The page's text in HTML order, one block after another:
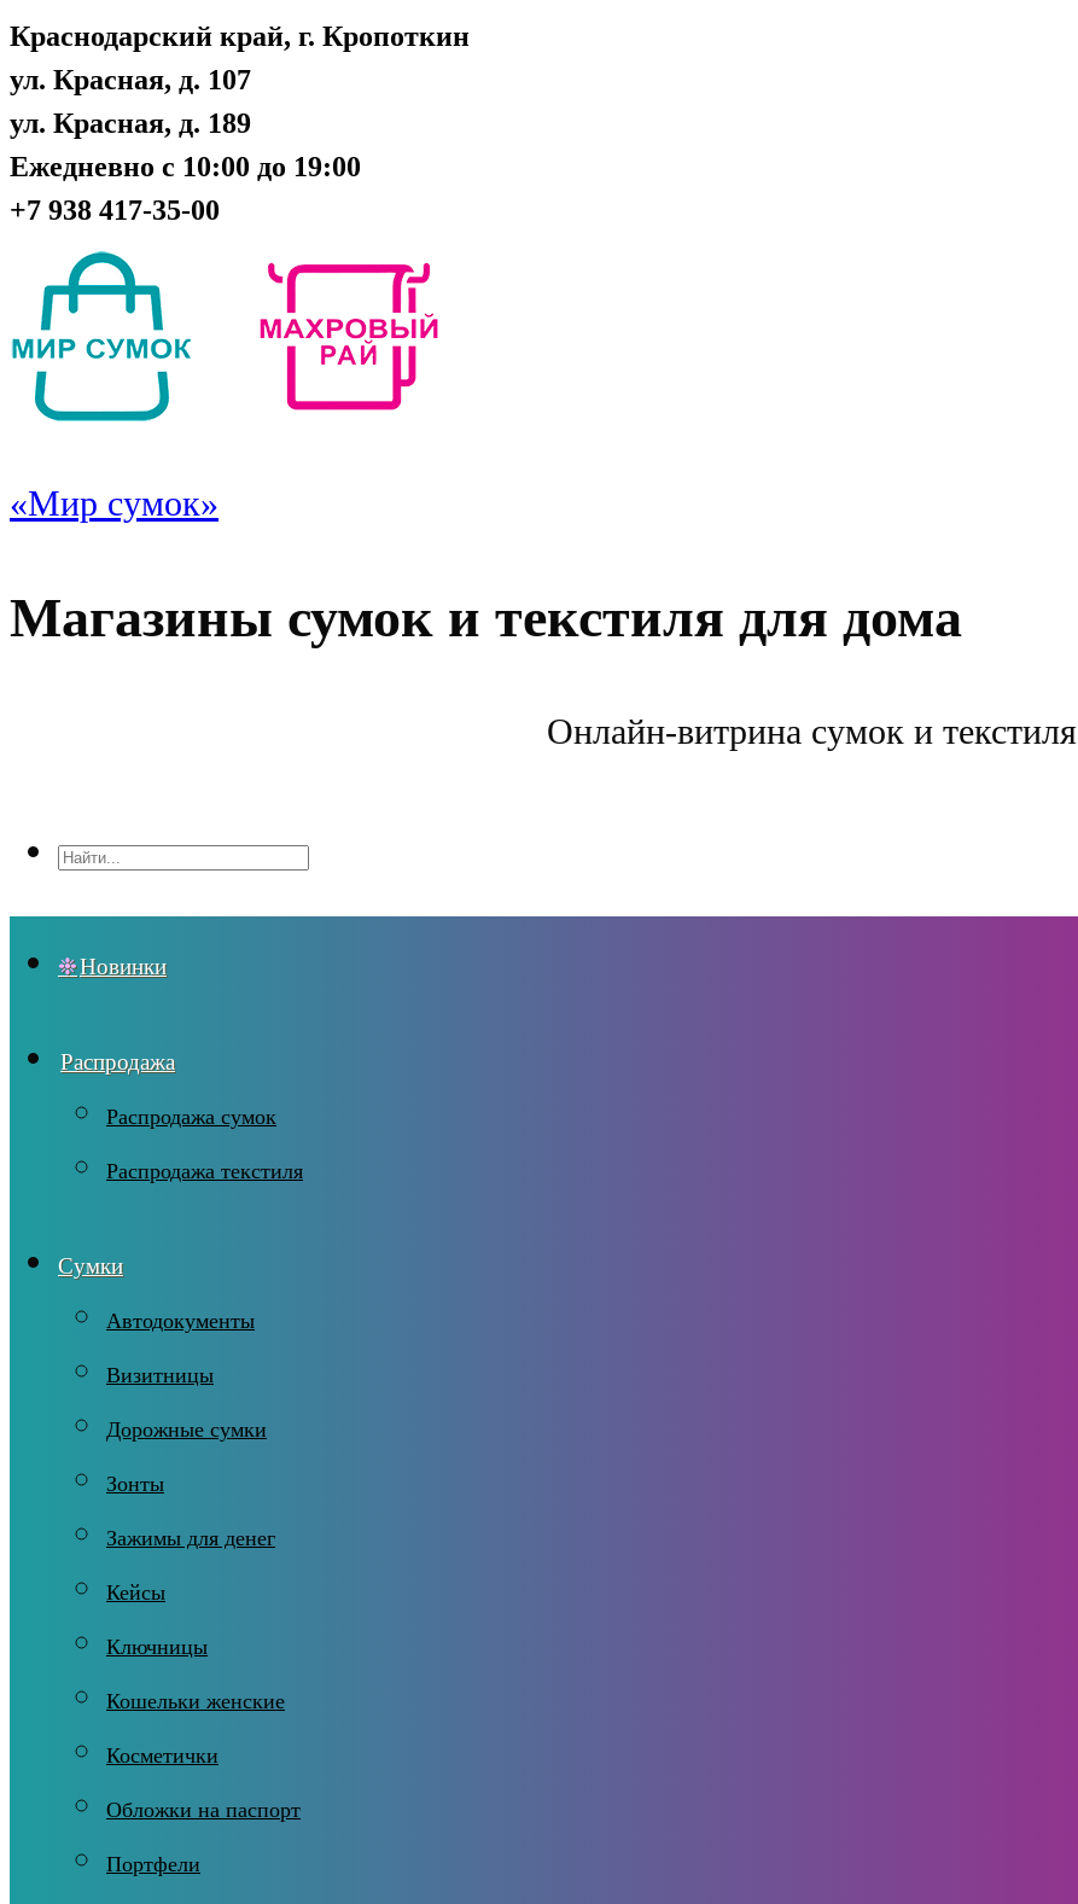
Краснодарский край, г. Кропоткин
ул. Красная, д. 107
ул. Красная, д. 189
Ежедневно с 10:00 до 19:00
+7 938 417-35-00
«Мир сумок»
Магазины сумок и текстиля для дома
Онлайн-витрина сумок и текстиля
Новинки
Распродажа
Распродажа сумок
Распродажа текстиля
Сумки
Автодокументы
Визитницы
Дорожные сумки
Зонты
Зажимы для денег
Кейсы
Ключницы
Кошельки женские
Косметички
Обложки на паспорт
Портфели